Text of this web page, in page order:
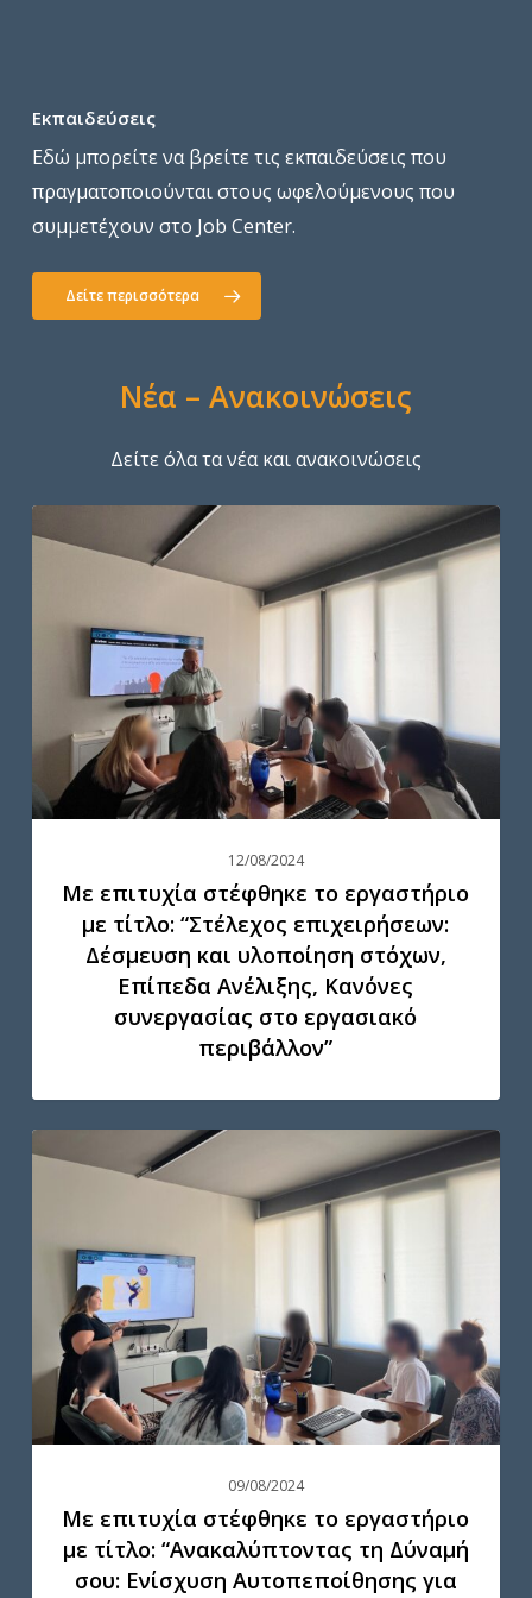
Εκπαιδεύσεις
Εδώ μπορείτε να βρείτε τις εκπαιδεύσεις που
πραγματοποιούνται στους ωφελούμενους που
συμμετέχουν στο Job Center.
Δείτε περισσότερα
Νέα – Ανακοινώσεις
Δείτε όλα τα νέα και ανακοινώσεις
επιτυχία
στέφθηκε
το
με
τίτλο:
“Στέλεχος
επιχειρήσεων:
και
υλοποίηση
στόχων,
Επίπεδα
Ανέλιξης,
Κανόνες
στο
περιβάλλον”
12/08/2024
Με επιτυχία στέφθηκε το εργαστήριο
με τίτλο: “Στέλεχος επιχειρήσεων:
Δέσμευση και υλοποίηση στόχων,
Επίπεδα Ανέλιξης, Κανόνες
συνεργασίας στο εργασιακό
περιβάλλον”
επιτυχία
στέφθηκε
με
τίτλο:
“Ανακαλύπτοντας
τη
σου:
Ενίσχυση
Αυτοπεποίθησης
09/08/2024
Με επιτυχία στέφθηκε το εργαστήριο
με τίτλο: “Ανακαλύπτοντας τη Δύναμή
σου: Ενίσχυση Αυτοπεποίθησης για